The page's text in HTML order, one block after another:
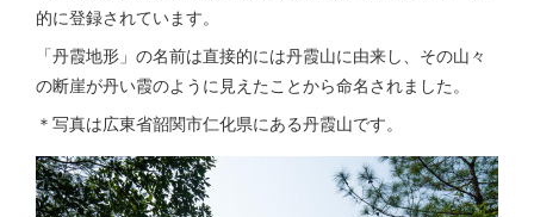
的に登録されています。
「丹霞地形」の名前は直接的には丹霞山に由来し、その山々
の断崖が丹い霞のように見えたことから命名されました。
＊写真は広東省韶関市仁化県にある丹霞山です。